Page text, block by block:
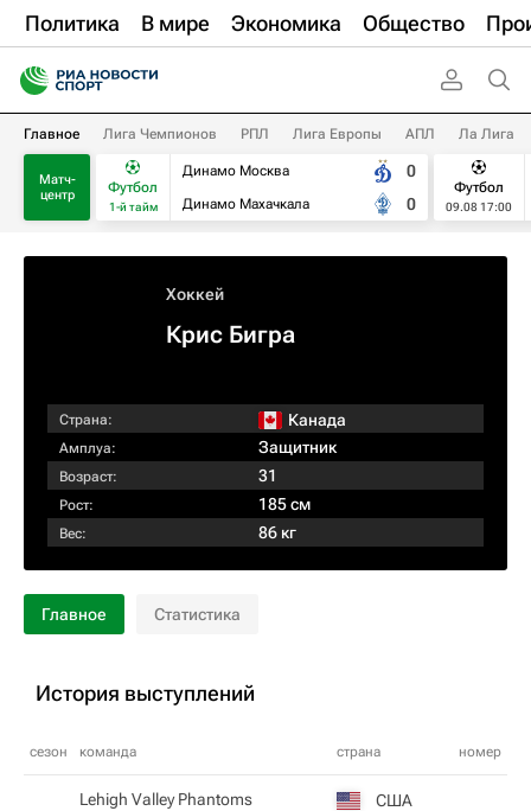
Политика В мире Экономика Общество
Главное Лига Чемпионов РПЛ Лига Европы АПЛ Ла Лига
Матч-
центр
Футбол
1-й тайм
Динамо Москва
Динамо Махачкала
0
0
Футбол
09.08 17:00
Хоккей
Крис Бигра
Страна: Канада
Амплуа: Защитник
Возраст: 31
Рост: 185 см
Вес: 86 кг
Главное Статистика
История выступлений
сезон команда страна номер
Lehigh Valley Phantoms США